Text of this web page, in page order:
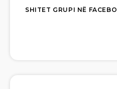
SHITET GRUPI NË